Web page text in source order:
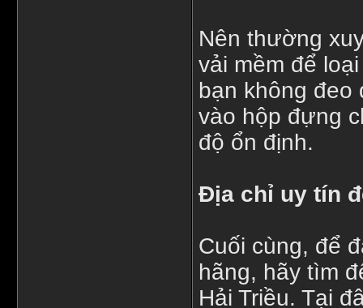
Nên thường
vải mềm để
bạn không đeo
vào hộp đựng
độ ổn định.
Địa chỉ uy tín
Cuối cùng, để
hãng, hãy tìm
Hải Triều. Tại